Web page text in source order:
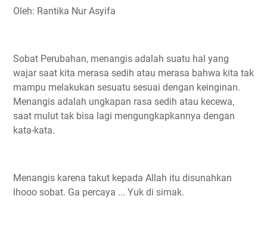
Oleh: Rantika Nur Asyifa
Sobat Perubahan, menangis adalah suatu hal yang
wajar saat kita merasa sedih atau merasa bahwa kita tak
mampu melakukan sesuatu sesuai dengan keinginan.
Menangis adalah ungkapan rasa sedih atau kecewa,
saat mulut tak bisa lagi mengungkapkannya dengan
kata-kata.
Menangis karena takut kepada Allah itu disunahkan
lhooo sobat. Ga percaya ... Yuk di simak.